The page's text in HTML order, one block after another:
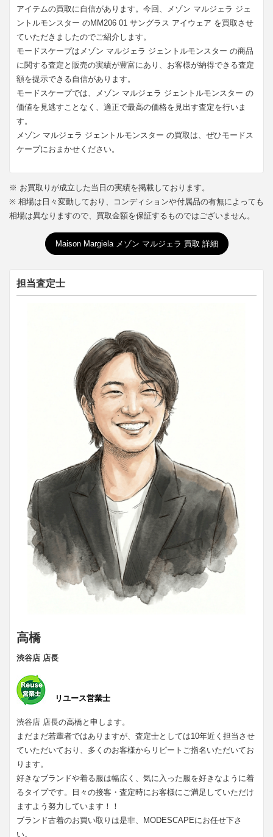
アイテムの買取に自信があります。今回、メゾン マルジェラ ジェ
ントルモンスター のMM206 01 サングラス アイウェア を買取させ
ていただきましたのでご紹介します。
モードスケープはメゾン マルジェラ ジェントルモンスター の商品
に関する査定と販売の実績が豊富にあり、お客様が納得できる査定
額を提示できる自信があります。
モードスケープでは、メゾン マルジェラ ジェントルモンスター の
価値を見逃すことなく、適正で最高の価格を見出す査定を行いま
す。
メゾン マルジェラ ジェントルモンスター の買取は、ぜひモードス
ケープにおまかせください。
※ お買取りが成立した当日の実績を掲載しております。
※ 相場は日々変動しており、コンディションや付属品の有無によっても
相場は異なりますので、買取金額を保証するものではございません。
Maison Margiela メゾン マルジェラ 買取 詳細
担当査定士
高橋
渋谷店 店長
リユース営業士
渋谷店 店長の高橋と申します。
まだまだ若輩者ではありますが、査定士としては10年近く担当させ
ていただいており、多くのお客様からリピートご指名いただいてお
ります。
好きなブランドや着る服は幅広く、気に入った服を好きなように着
るタイプです。日々の接客・査定時にお客様にご満足していただけ
ますよう努力しています！！
ブランド古着のお買い取りは是非、MODESCAPEにお任せ下さ
い。